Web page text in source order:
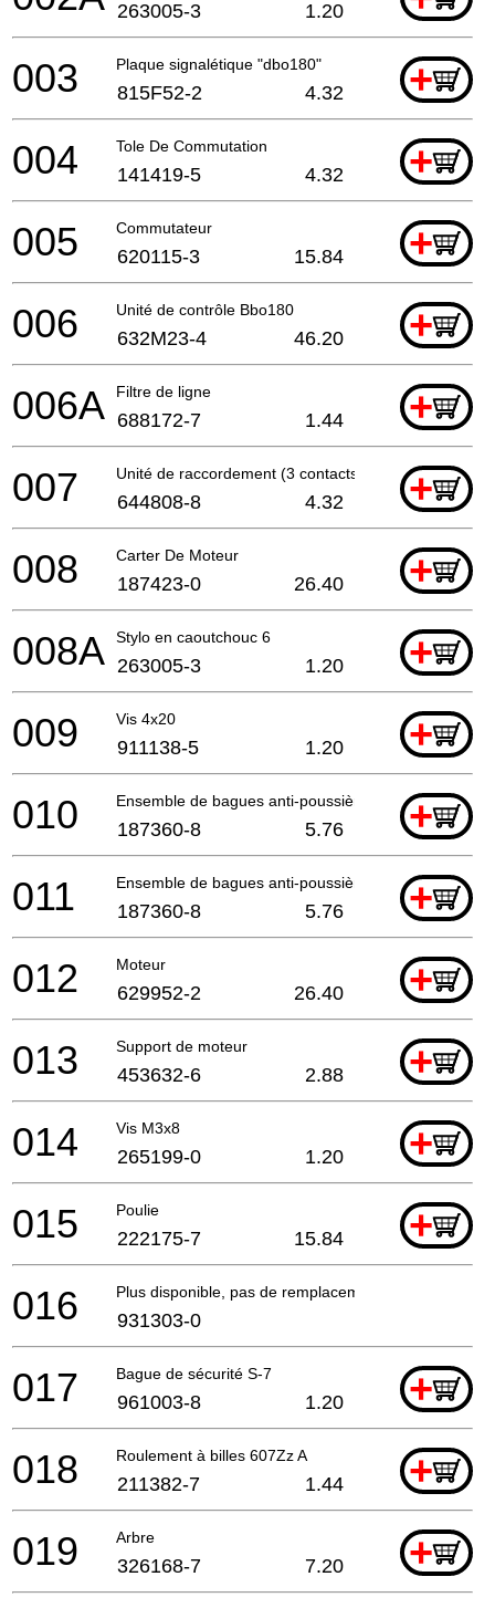
263005-3 1.20
Plaque signalétique "dbo180" +
003 815F52-2 4.32
Tole De Commutation +
004 141419-5 4.32
Commutateur +
005 620115-3 15.84
Unité de contrôle Bbo180 +
006 632M23-4 46.20
Filtre de ligne +
006A 688172-7 1.44
Unité de raccordement (3 contacts) +
007 644808-8 4.32
Carter De Moteur +
008 187423-0 26.40
Stylo en caoutchouc 6 +
008A 263005-3 1.20
Vis 4x20 +
009 911138-5 1.20
Ensemble de bagues anti-poussière +
010 187360-8 5.76
Ensemble de bagues anti-poussière +
011 187360-8 5.76
Moteur +
012 629952-2 26.40
Support de moteur +
013 453632-6 2.88
Vis M3x8 +
014 265199-0 1.20
Poulie +
015 222175-7 15.84
Plus disponible, pas de remplacement
016 931303-0
Bague de sécurité S-7 +
017 961003-8 1.20
Roulement à billes 607Zz A +
018 211382-7 1.44
Arbre +
019 326168-7 7.20